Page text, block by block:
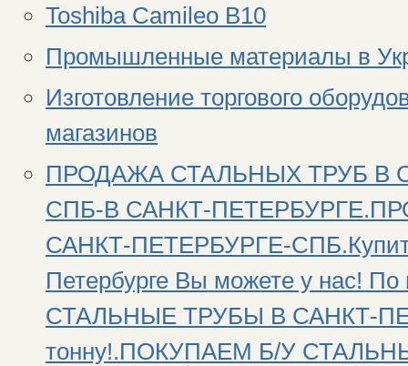
Toshiba Camileo B10
Промышленные материалы в
Изготовление торгового
магазинов
ПРОДАЖА СТАЛЬНЫХ ТРУБ В
СПБ-В САНКТ-
САНКТ-ПЕТЕРБУРГЕ-
Петербурге Вы можете у нас!
СТАЛЬНЫЕ ТРУБЫ В САНКТ-
тонну!.ПОКУПАЕМ Б/У